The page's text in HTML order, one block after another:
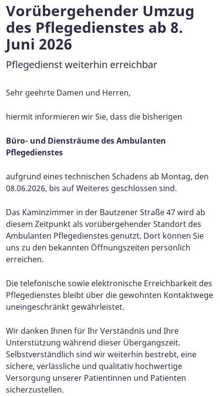
Vorübergehender Umzug
des Pflegedienstes ab 8.
Juni 2026
Pflegedienst weiterhin erreichbar
Sehr geehrte Damen und Herren,
hiermit informieren wir Sie, dass die bisherigen
Büro- und Diensträumedes Ambulanten
Pflegedienstes
aufgrund eines technischen Schadens ab Montag, den
08.06.2026, bis auf Weiteres geschlossen sind.
Das Kaminzimmer in der Bautzener Straße 47 wird ab
diesem Zeitpunkt als vorübergehender Standort des
Ambulanten Pflegedienstes genutzt. Dort können Sie
uns zu den bekannten Öffnungszeiten persönlich
erreichen.
Die telefonische sowie elektronische Erreichbarkeit des
Pflegedienstes bleibt über die gewohnten Kontaktwege
uneingeschränkt gewährleistet.
Wir danken Ihnen für Ihr Verständnis und Ihre
Unterstützung während dieser Übergangszeit.
Selbstverständlich sind wir weiterhin bestrebt, eine
sichere, verlässliche und qualitativ hochwertige
Versorgung unserer Patientinnen und Patienten
sicherzustellen.